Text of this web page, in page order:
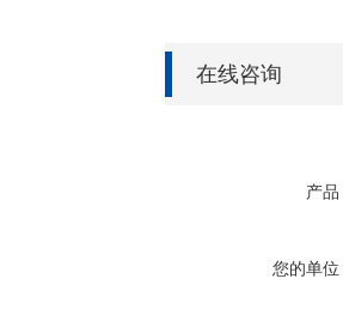
在线咨询
产品
您的单位